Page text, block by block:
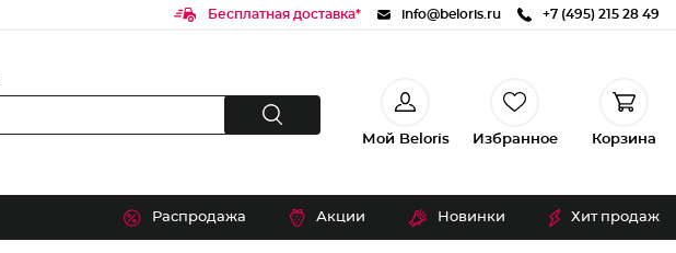
Бесплатная доставка* info@beloris.ru +7 (495) 215 28 49
Мой Beloris Избранное Корзина
Распродажа Акции Новинки Хит продаж